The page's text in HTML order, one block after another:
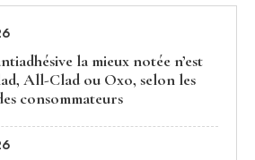
la mieux notée n’est
All-Clad ou Oxo, selon les
consommateurs